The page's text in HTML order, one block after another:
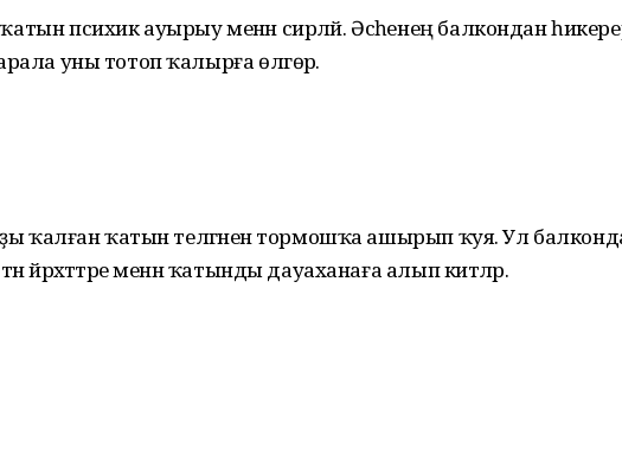
психик ауырыу менән сирләй. Әсәһенең балкондан
уны тотоп ҡалырға өлгөрә.
ҡалған ҡатын теләгәнен тормошҡа ашырып ҡуя. Ул
йәрәхәттәре менән ҡатынды дауаханаға алып китәләр.